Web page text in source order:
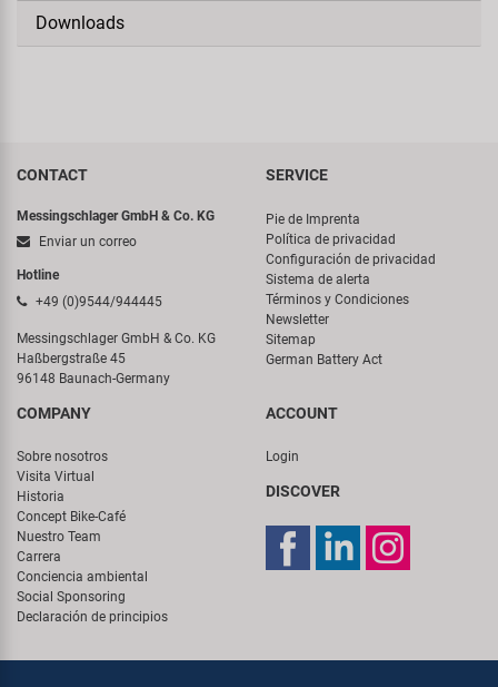
Downloads
CONTACT
Messingschlager GmbH & Co. KG
Enviar un correo
Hotline
+49 (0)9544/944445
Messingschlager GmbH & Co. KG
Haßbergstraße 45
96148 Baunach-Germany
SERVICE
Pie de Imprenta
Política de privacidad
Configuración de privacidad
Sistema de alerta
Términos y Condiciones
Newsletter
Sitemap
German Battery Act
COMPANY
Sobre nosotros
Visita Virtual
Historia
Concept Bike-Café
Nuestro Team
Carrera
Conciencia ambiental
Social Sponsoring
Declaración de principios
ACCOUNT
Login
DISCOVER